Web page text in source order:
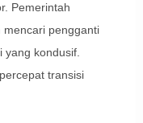
Pemerintah
mencari pengganti
yang kondusif.
transisi